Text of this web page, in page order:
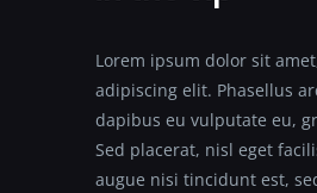
Lorem ipsum dolor sit
adipiscing elit. Phasellus
dapibus eu vulputate eu,
Sed placerat, nisl eget
augue nisi tincidunt est,